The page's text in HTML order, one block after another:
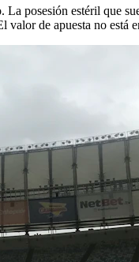
posesión estéril que
de apuesta no está